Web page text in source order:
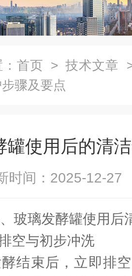
首页 > 技术文章
骤及要点
罐使用后的清
时间：2025-12-
璃发酵罐使用后
与初步冲洗
束后，立即排空